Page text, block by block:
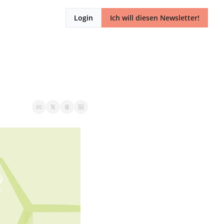
Login Ich will diesen Newsletter!